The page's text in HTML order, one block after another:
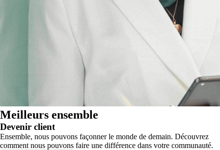
Meilleurs ensemble
Devenir client
Ensemble, nous pouvons façonner le monde de demain. Découvrez
comment nous pouvons faire une différence dans votre communauté.